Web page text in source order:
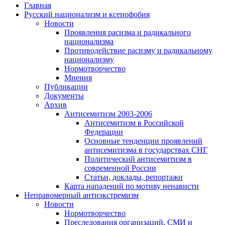
Главная
Русский национализм и ксенофобия
Новости
Проявления расизма и радикального
национализма
Противодействие расизму и радикальному
национализму
Нормотворчество
Мнения
Публикации
Документы
Архив
Антисемитизм 2003-2006
Антисемитизм в Российской
Федерации
Основные тенденции проявлений
антисемитизма в государствах СНГ
Политический антисемитизм в
современной России
Статьи, доклады, репортажи
Карта нападений по мотиву ненависти
Неправомерный антиэкстремизм
Новости
Нормотворчество
Преследования организаций, СМИ и